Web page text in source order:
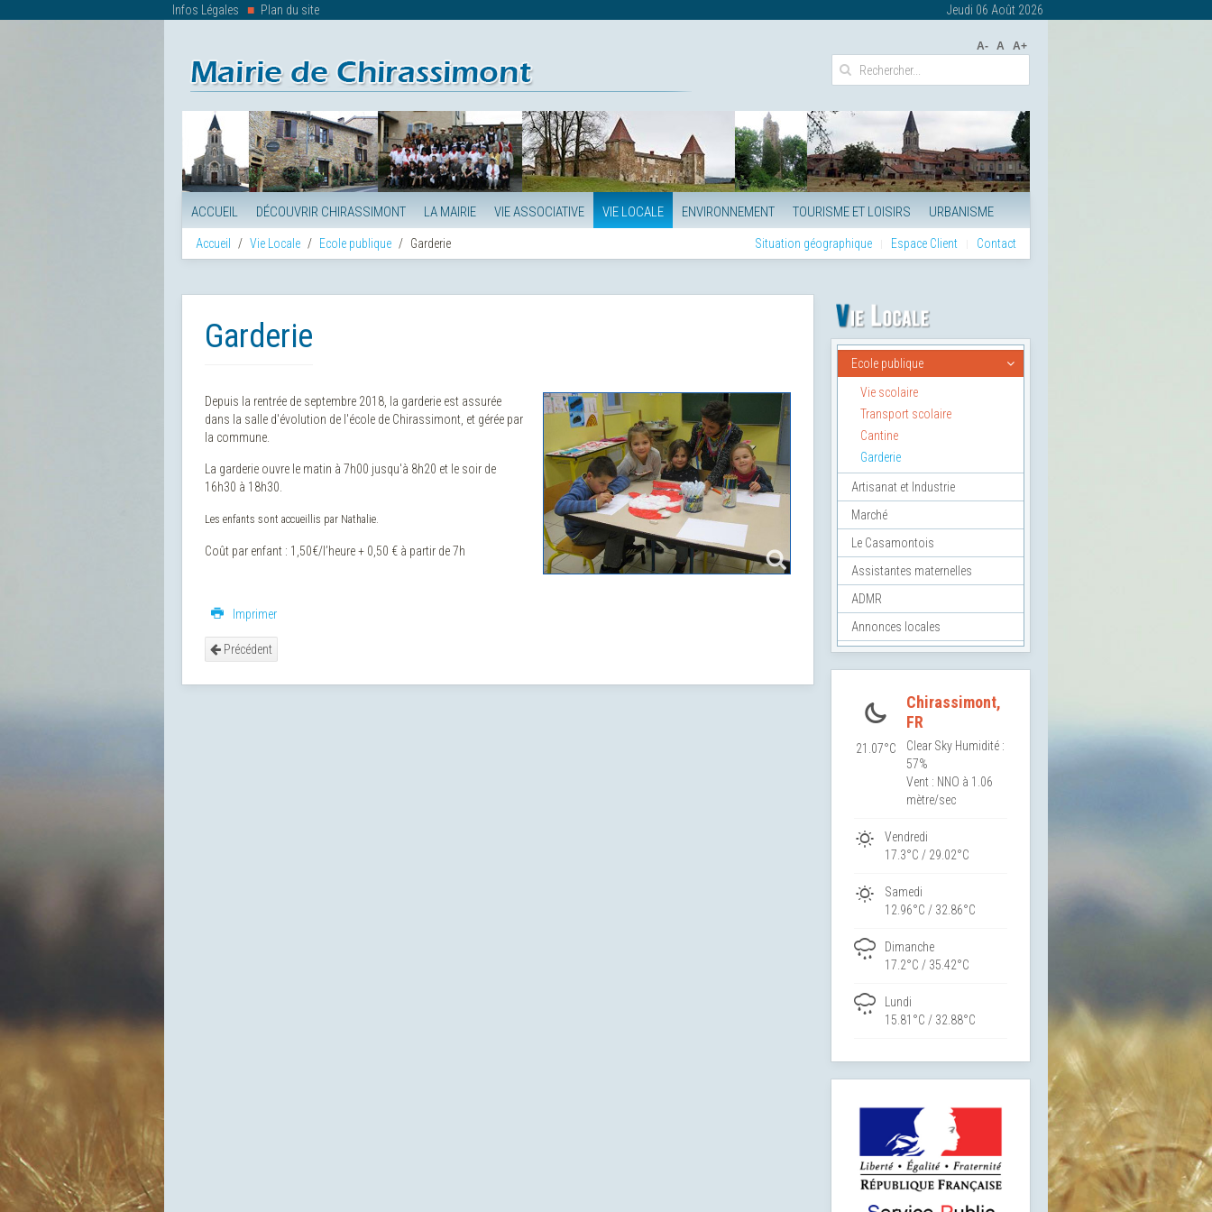
Infos Légales Plan du site Jeudi 06 Août 2026
A- A A+
ACCUEIL DÉCOUVRIR CHIRASSIMONT LA MAIRIE VIE ASSOCIATIVE VIE LOCALE ENVIRONNEMENT TOURISME ET LOISIRS URBANISME
Accueil Vie Locale Ecole publique Garderie Situation géographique Espace Client Contact
Garderie
Depuis la rentrée de septembre 2018, la garderie est assurée
dans la salle d'évolution de l'école de Chirassimont, et gérée par
la commune.
La garderie ouvre le matin à 7h00 jusqu'à 8h20 et le soir de
16h30 à 18h30.
Les enfants sont accueillis par Nathalie.
Coût par enfant : 1,50€/l’heure + 0,50 € à partir de 7h
Imprimer
Précédent
Ecole publique
Vie scolaire
Transport scolaire
Cantine
Garderie
Artisanat et Industrie
Marché
Le Casamontois
Assistantes maternelles
ADMR
Annonces locales
21.07°C
Chirassimont,
FR
Clear Sky Humidité :
57%
Vent : NNO à 1.06
mètre/sec
Vendredi
17.3°C / 29.02°C
Samedi
12.96°C / 32.86°C
Dimanche
17.2°C / 35.42°C
Lundi
15.81°C / 32.88°C